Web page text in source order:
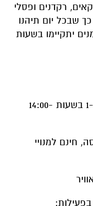
רקדנים ופסלי
שבכל יום תיהנו
יתקיימו בשעות
מתי: בימים ראשון-חמישי, 1-5.10 בשעות 14:00-
חינם למנויי